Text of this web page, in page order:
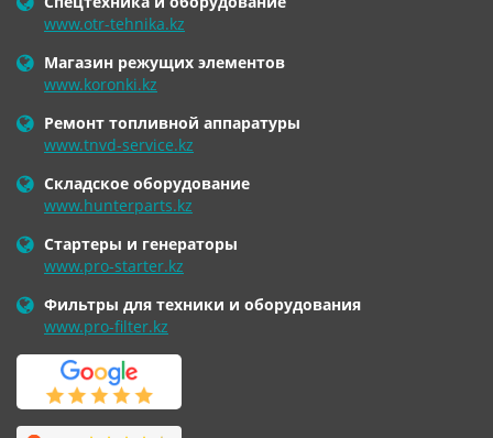
www.otr-tehnika.kz
Магазин режущих элементов
www.koronki.kz
Ремонт топливной аппаратуры
www.tnvd-service.kz
Складское оборудование
www.hunterparts.kz
Стартеры и генераторы
www.pro-starter.kz
Фильтры для техники и оборудования
www.pro-filter.kz